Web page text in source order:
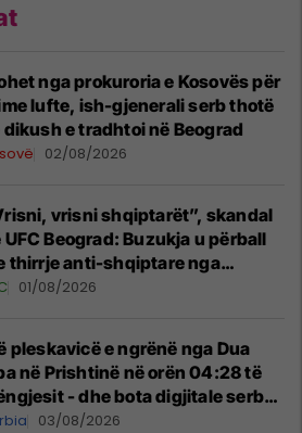
nga prokuroria e Kosovës për
lufte, ish-gjenerali serb thotë
dikush e tradhtoi në Beograd
02/08/2026
vrisni shqiptarët”, skandal
UFC Beograd: Buzukja u përball
thirrje anti-shqiptare nga
01/08/2026
pleskavicë e ngrënë nga Dua
në Prishtinë në orën 04:28 të
- dhe bota digjitale serbe
gjendjen e luftës
03/08/2026